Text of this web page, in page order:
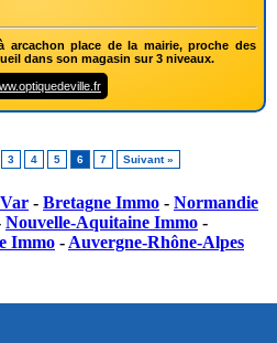
place de la mairie, proche des
dans son magasin sur 3 niveaux.
3 4 5 6 7 Suivant »
- Bretagne Immo - Normandie
Nouvelle-Aquitaine Immo -
Immo - Auvergne-Rhône-Alpes